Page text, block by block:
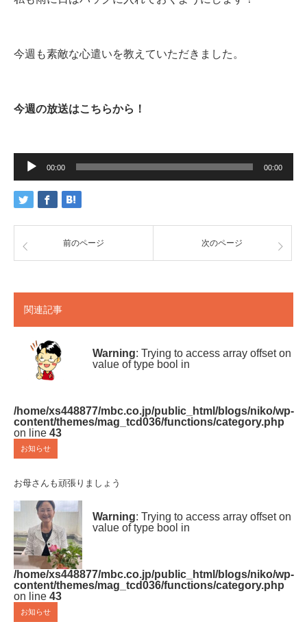
今週も素敵な心遣いを教えていただきました。
今週の放送はこちらから！
ー
ヤ
00:00 00:00
前のページ 次のページ
関連記事
Warning: Trying to access array offset on
value of type bool in
/home/xs448877/mbc.co.jp/public_html/blogs/niko/wp-
content/themes/mag_tcd036/functions/category.php
on line 43
お知らせ
お母さんも頑張りましょう
Warning: Trying to access array offset on
value of type bool in
/home/xs448877/mbc.co.jp/public_html/blogs/niko/wp-
content/themes/mag_tcd036/functions/category.php
on line 43
お知らせ